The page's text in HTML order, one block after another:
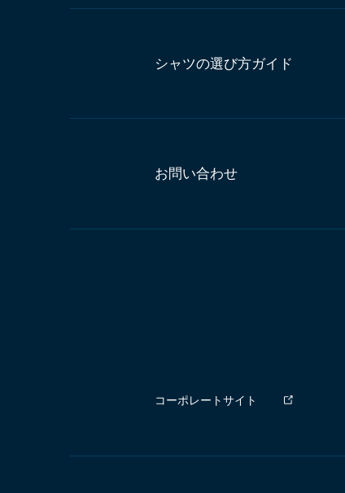
シャツの選び方ガイド
お問い合わせ
コーポレートサイト